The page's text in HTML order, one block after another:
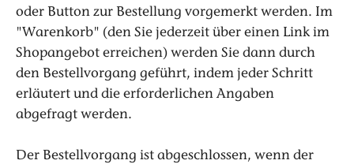
oder Button zur Bestellung vorgemerkt werden. Im
"Warenkorb" (den Sie jederzeit über einen Link im
Shopangebot erreichen) werden Sie dann durch
den Bestellvorgang geführt, indem jeder Schritt
erläutert und die erforderlichen Angaben
abgefragt werden.
Der Bestellvorgang ist abgeschlossen, wenn der